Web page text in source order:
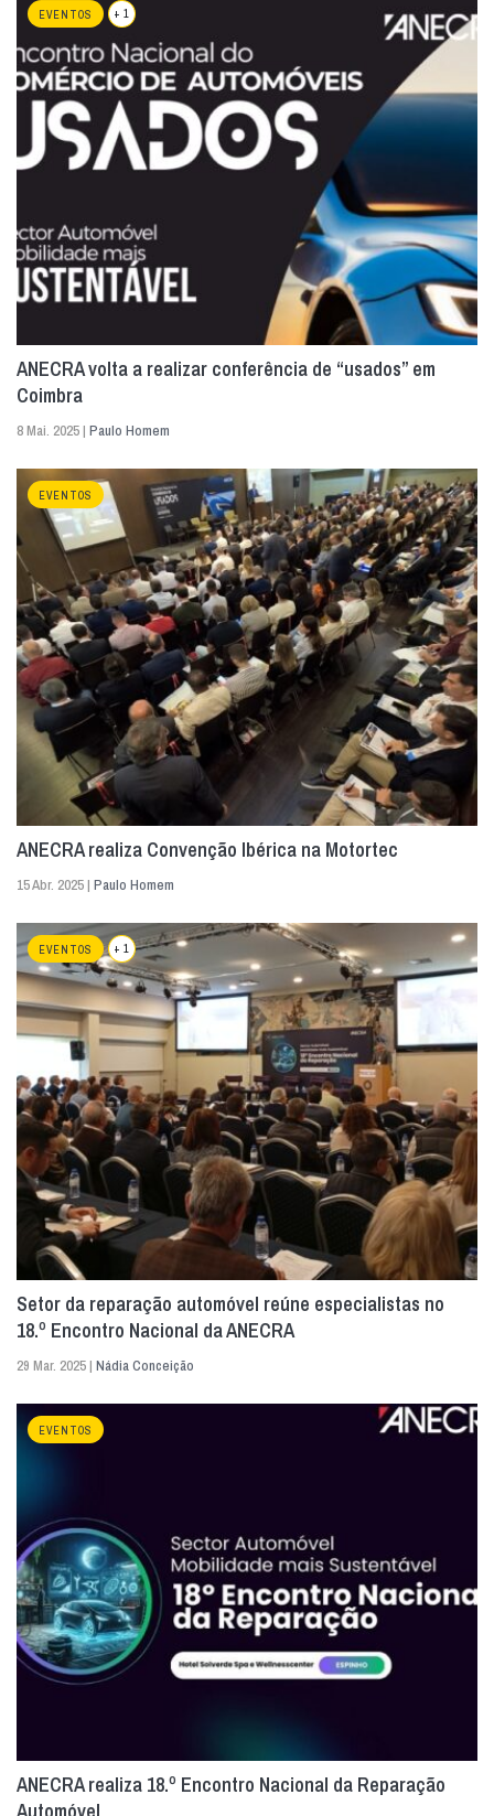
EVENTOS + 1
ANECRA volta a realizar conferência de “usados” em
Coimbra
8 Mai. 2025 | Paulo Homem
EVENTOS
ANECRA realiza Convenção Ibérica na Motortec
15 Abr. 2025 | Paulo Homem
EVENTOS + 1
Setor da reparação automóvel reúne especialistas no
18.º Encontro Nacional da ANECRA
29 Mar. 2025 | Nádia Conceição
EVENTOS
ANECRA realiza 18.º Encontro Nacional da Reparação